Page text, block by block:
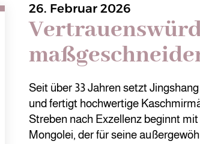
26. Februar 2026
Seit über 33 Jahren setzt
und fertigt hochwertige
Streben nach Exzellenz beginnt
Mongolei, der für seine